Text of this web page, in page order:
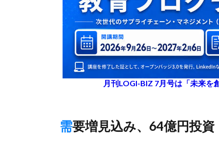
月刊LOGI-BIZ 7月号は「未来を
需要増見込み、64億円投資